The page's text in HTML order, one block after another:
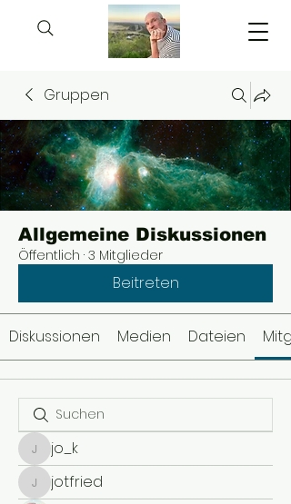
Gruppen
Allgemeine Diskussionen
Öffentlich · 3 Mitglieder
Beitreten
Diskussionen Medien Dateien
jo_kjo_k
jotfriedjotfried